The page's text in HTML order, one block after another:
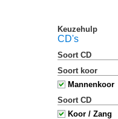
Keuzehulp
CD's
Soort CD
Soort koor
Mannenkoor
Soort CD
Koor / Zang